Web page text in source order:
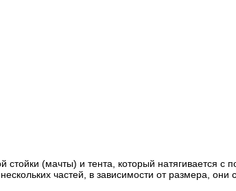
стойки (мачты) и тента, который натягивается
частей, в зависимости от размера,